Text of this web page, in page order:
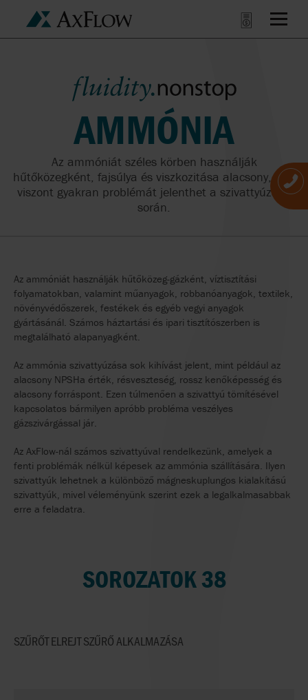
AMMÓNIA
Az ammóniát széles körben használják
hűtőközegként, fajsúlya és viszkozitása alacsony, ami
viszont gyakran problémát jelenthet a szivattyúzása
során.
Az ammóniát használják hűtőközeg-gázként, víztisztítási
folyamatokban, valamint műanyagok, robbanóanyagok, textilek,
növényvédőszerek, festékek és egyéb vegyi anyagok
gyártásánál. Számos háztartási és ipari tisztítószerben is
megtalálható alapanyagként.
Az ammónia szivattyúzása sok kihívást jelent, mint például az
alacsony NPSHa érték, résveszteség, rossz kenőképesség és
alacsony forráspont. Ezen túlmenően a szivattyú tömítésével
kapcsolatos bármilyen apróbb probléma veszélyes
gázszivárgással jár.
Az AxFlow-nál számos szivattyúval rendelkezünk, amelyek a
fenti problémák nélkül képesek az ammónia szállítására. Ilyen
szivattyúk lehetnek a különböző mágneskuplungos kialakítású
szivattyúk, mivel véleményünk szerint ezek a legalkalmasabbak
erre a feladatra.
SOROZATOK 38
SZŰRŐT ELREJTSZŰRŐ ALKALMAZÁSA